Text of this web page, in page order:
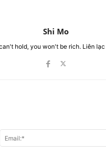
Shi Mo
hold, you won't be rich. Liên